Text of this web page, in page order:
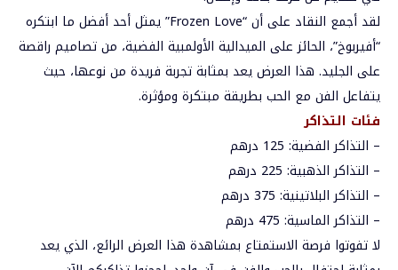
لقد أجمع النقاد على أن “Frozen Love” يمثل أحد أفضل ما ابتكره
“أفيربوخ”، الحائز على الميدالية الأولمبية الفضية، من تصاميم راقصة
على الجليد. هذا العرض يعد بمثابة تجربة فريدة من نوعها، حيث
يتفاعل الفن مع الحب بطريقة مبتكرة ومؤثرة.
فئات التذاكر
– التذاكر الفضية: 125 درهم
– التذاكر الذهبية: 225 درهم
– التذاكر البلاتينية: 375 درهم
– التذاكر الماسية: 475 درهم
لا تفوتوا فرصة الاستمتاع بمشاهدة هذا العرض الرائع، الذي يعد